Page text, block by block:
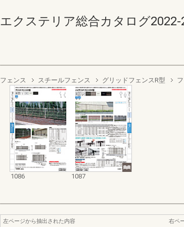
エクステリア総合カタログ2022-
フェンス スチールフェンス グリッドフェンスR型
1086 1087
左ページから抽出された内容
右ペ